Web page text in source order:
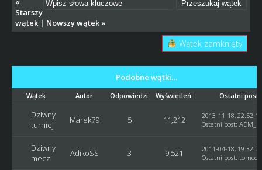
Starszy
wątek| Nowszy wątek»
Wątek zamknięty
Podobne wątki…
Wątek: Autor Odpowiedzi: Wyświetleń: Ostatni post
Dziwny
turniej
Marek79 5 11,212
2013-11-18, 22:52:18
Ostatni post:
Dziwny
mecz
AdikoSS 3 9,521
2011-04-18, 19:32:20
Ostatni post: tomecki